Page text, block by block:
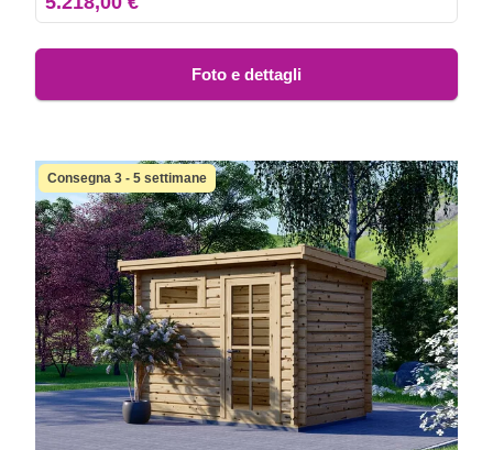
Foto e dettagli
Consegna 3 - 5 settimane